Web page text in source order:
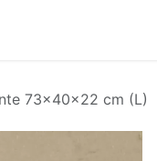
73x40x22 cm (L)